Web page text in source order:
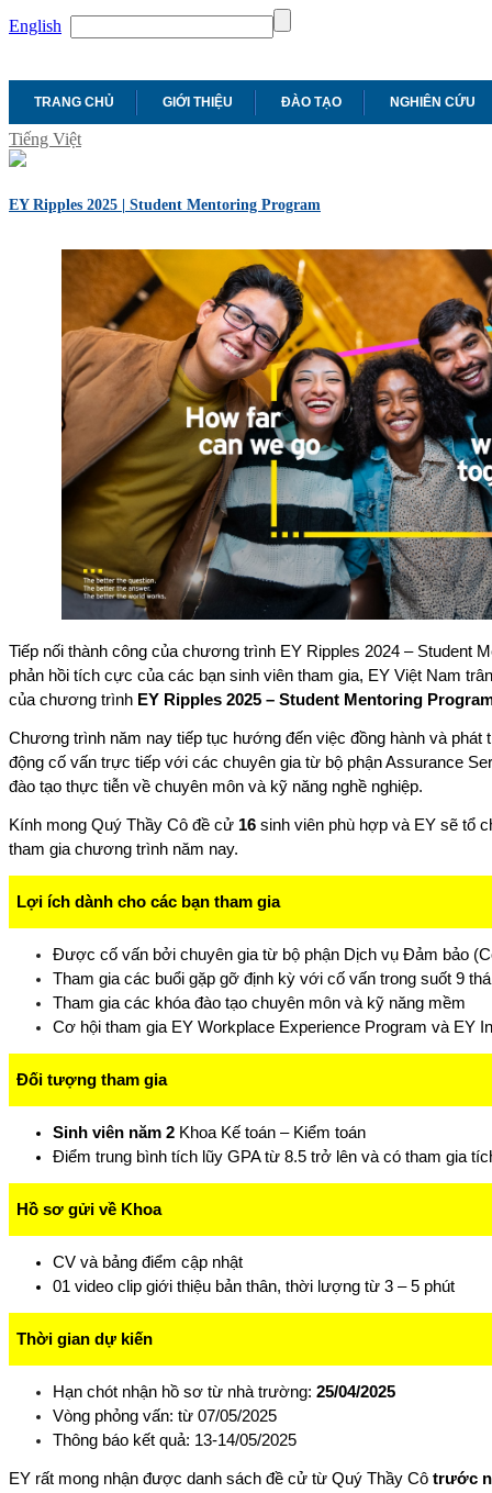
English
TRANG CHỦ GIỚI THIỆU ĐÀO TẠO NGHIÊN CỨU
Tiếng Việt
EY Ripples 2025 | Student Mentoring Program
Tiếp nối thành công của chương trình EY Ripples 2024 – Student
phản hồi tích cực của các bạn sinh viên tham gia, EY Việt Nam
của chương trình EY Ripples 2025 – Student Mentoring
Chương trình năm nay tiếp tục hướng đến việc đồng hành và phát
động cố vấn trực tiếp với các chuyên gia từ bộ phận Assurance
đào tạo thực tiễn về chuyên môn và kỹ năng nghề nghiệp.
Kính mong Quý Thầy Cô đề cử 16 sinh viên phù hợp và EY sẽ tổ
tham gia chương trình năm nay.
Lợi ích dành cho các bạn tham gia
Được cố vấn bởi chuyên gia từ bộ phận Dịch vụ Đảm bảo
Tham gia các buổi gặp gỡ định kỳ với cố vấn trong suốt 9
Tham gia các khóa đào tạo chuyên môn và kỹ năng mềm
Cơ hội tham gia EY Workplace Experience Program và EY
Đối tượng tham gia
Sinh viên năm 2 Khoa Kế toán – Kiểm toán
Điểm trung bình tích lũy GPA từ 8.5 trở lên và có tham gia
Hồ sơ gửi về Khoa
CV và bảng điểm cập nhật
01 video clip giới thiệu bản thân, thời lượng từ 3 – 5 phút
Thời gian dự kiến
Hạn chót nhận hồ sơ từ nhà trường: 25/04/2025
Vòng phỏng vấn: từ 07/05/2025
Thông báo kết quả: 13-14/05/2025
EY rất mong nhận được danh sách đề cử từ Quý Thầy Cô trước